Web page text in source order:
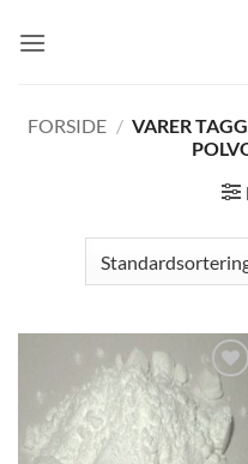
FORSIDE / VARER
Add to
wishlist